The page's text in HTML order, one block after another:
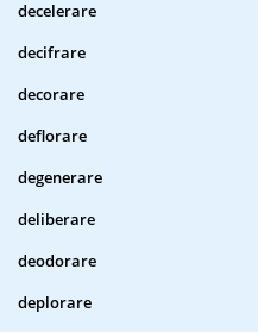
decelerare
decifrare
decorare
deflorare
degenerare
deliberare
deodorare
deplorare